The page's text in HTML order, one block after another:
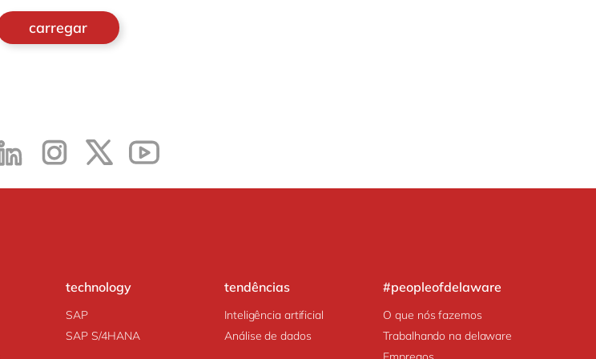
carregar
technology
SAP
SAP S/4HANA
tendências
Inteligência artificial
Análise de dados
#peopleofdelaware
O que nós fazemos
Trabalhando na delaware